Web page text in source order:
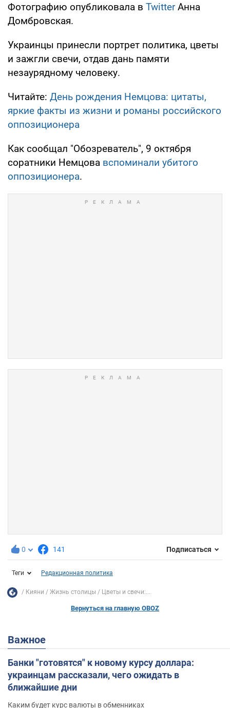
Фотографию опубликовала в TwitterАнна
Домбровская.
Украинцы принесли портрет политика, цветы
и зажгли свечи, отдав дань памяти
незаурядному человеку.
Читайте: День рождения Немцова: цитаты,
яркие факты из жизни и романы российского
оппозиционера
Как сообщал "Обозреватель", 9 октября
соратники Немцова вспоминали убитого
оппозиционера.
0 141 Подписаться
Теги Редакционная политика
Кияни Жизнь столицы Цветы и свечи:...
Вернуться на главную OBOZ
Важное
Банки "готовятся" к новому курсу доллара:
украинцам рассказали, чего ожидать в
ближайшие дни
Каким будет курс валюты в обменниках